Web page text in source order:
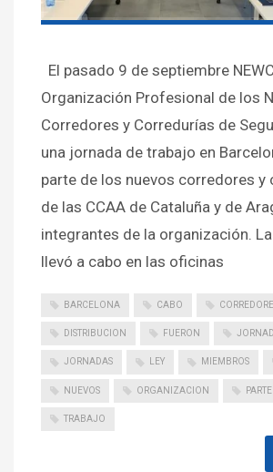
El pasado 9 de septiembre
Organización Profesional de los
Corredores y Corredurías de
una jornada de trabajo en
parte de los nuevos corredores y
de las CCAA de Cataluña y de
integrantes de la organización.
llevó a cabo en las oficinas
BARCELONA CABO
DISTRIBUCION FUERON
JORNADAS LEY MIEMBROS
NUEVOS ORGANIZACION PARTE
TRABAJO